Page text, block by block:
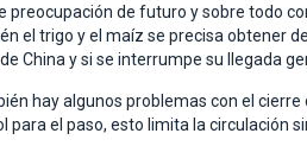
preocupación de futuro y sobre todo
el trigo y el maíz se precisa obtener
China y si se interrumpe su llegada
hay algunos problemas con el
para el paso, esto limita la circulación